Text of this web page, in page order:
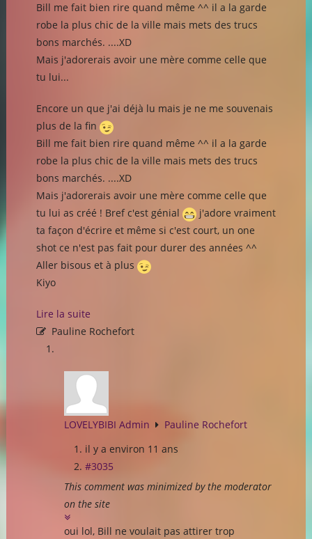
Bill me fait bien rire quand même ^^ il a la garde
robe la plus chic de la ville mais mets des trucs
bons marchés. ....XD
Mais j'adorerais avoir une mère comme celle que
tu lui...
Encore un que j'ai déjà lu mais je ne me souvenais
plus de la fin
Bill me fait bien rire quand même ^^ il a la garde
robe la plus chic de la ville mais mets des trucs
bons marchés. ....XD
Mais j'adorerais avoir une mère comme celle que
tu lui as créé ! Bref c'est génial
j'adore vraiment
ta façon d'écrire et même si c'est court, un one
shot ce n'est pas fait pour durer des années ^^
Aller bisous et à plus
Kiyo
Lire la suite
Pauline Rochefort
LOVELYBIBI Admin
Pauline Rochefort
il y a environ 11 ans
#3035
This comment was minimized by the moderator
on the site
oui lol, Bill ne voulait pas attirer trop